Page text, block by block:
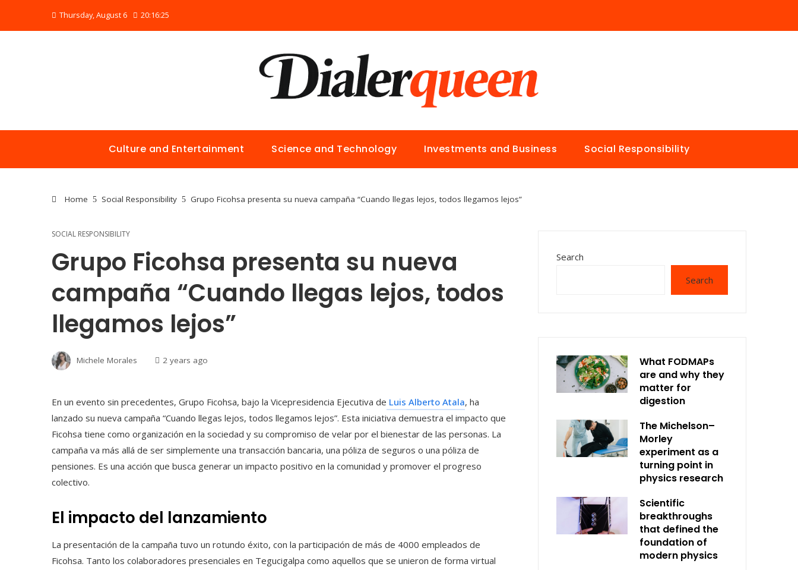
Thursday, August 6 20:16:26
Culture and Entertainment Science and Technology Investments and Business Social Responsibility
Home Social Responsibility Grupo Ficohsa presenta su nueva campaña “Cuando llegas lejos, todos llegamos lejos”
SOCIAL RESPONSIBILITY
Grupo Ficohsa presenta su nueva
campaña “Cuando llegas lejos, todos
llegamos lejos”
Michele Morales 2 years ago
En un evento sin precedentes, Grupo Ficohsa, bajo la Vicepresidencia Ejecutiva de Luis Alberto Atala, ha
lanzado su nueva campaña “Cuando llegas lejos, todos llegamos lejos”. Esta iniciativa demuestra el impacto que
Ficohsa tiene como organización en la sociedad y su compromiso de velar por el bienestar de las personas. La
campaña va más allá de ser simplemente una transacción bancaria, una póliza de seguros o una póliza de
pensiones. Es una acción que busca generar un impacto positivo en la comunidad y promover el progreso
colectivo.
El impacto del lanzamiento
La presentación de la campaña tuvo un rotundo éxito, con la participación de más de 4000 empleados de
Ficohsa. Tanto los colaboradores presenciales en Tegucigalpa como aquellos que se unieron de forma virtual
Search
Search
What FODMAPs
are and why they
matter for
digestion
The Michelson–
Morley
experiment as a
turning point in
physics research
Scientific
breakthroughs
that defined the
foundation of
modern physics